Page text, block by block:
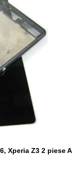
Xperia Z3 2 piese A